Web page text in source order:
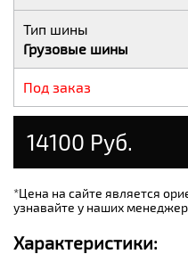
Тип шины
Грузовые шины
Под заказ
14100 Руб.
*Цена на сайте является
узнавайте у наших
Характеристики: